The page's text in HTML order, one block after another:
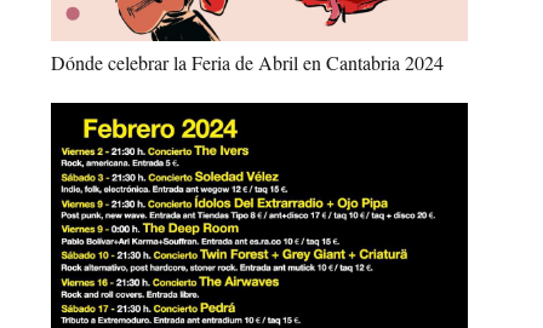
Dónde celebrar la Feria de Abril en Cantabria 2024